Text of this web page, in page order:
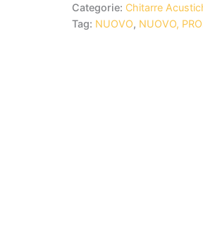
Categorie: Chitarre
Tag: NUOVO, NUOVO,